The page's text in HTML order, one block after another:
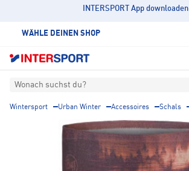
INTERSPORT App downloaden
WÄHLE DEINEN SHOP
Wonach suchst du?
Wintersport Urban Winter Accessoires Schals